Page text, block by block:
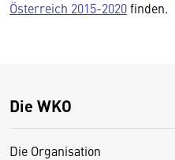
Österreich 2015-2020finden.
Die WKO
Die Organisation